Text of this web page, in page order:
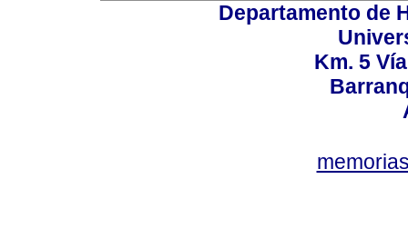
Departamento de
Km. 5